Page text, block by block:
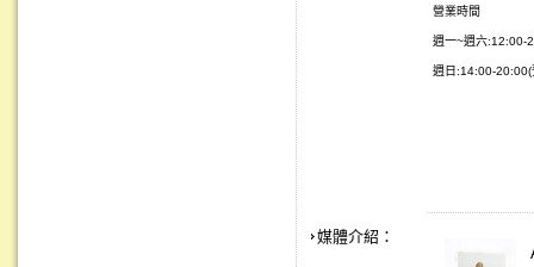
營業時間
週一~週六:12:00-
週日:14:00-20:00(
媒體介紹：